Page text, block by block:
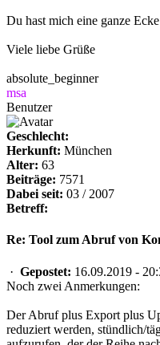
Du hast mich eine ganze
Viele liebe Grüße
absolute_beginner
msa
Benutzer
Geschlecht:
Herkunft: München
Alter: 63
Beiträge: 7571
Dabei seit: 03 / 2007
Betreff:
Re: Tool zum Abruf von
· Gepostet: 16.09.2019 -
Noch zwei Anmerkungen:
Der Abruf plus Export plus
reduziert werden, stündlich/